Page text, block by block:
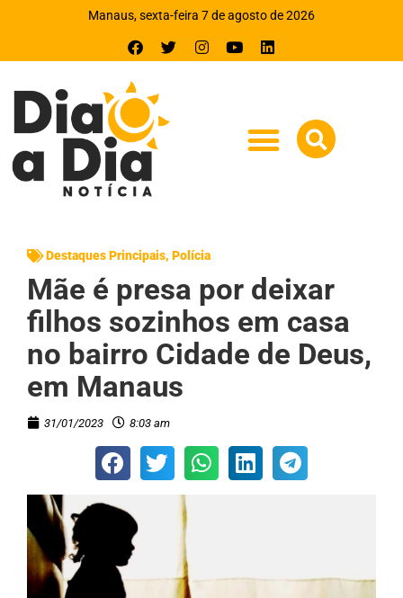
Manaus, sexta-feira 7 de agosto de 2026
Destaques Principais, Polícia
Mãe é presa por deixar
filhos sozinhos em casa
no bairro Cidade de Deus,
em Manaus
31/01/2023 8:03 am